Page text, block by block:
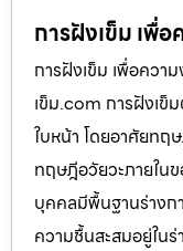
การฝังเข็ม เพื่
การฝังเข็ม เพื่อควา
เข็ม.com การฝังเ
ใบหน้า โดยอาศัยท
ทฤษฎีอวัยวะภายใน
บุคคลมีพื้นฐานร่างก
ความชื้นสะสมอยู่ใน